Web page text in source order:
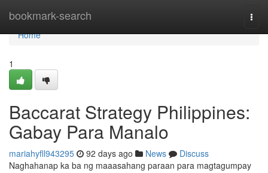
bookmark-search
Home
Home
1
Baccarat Strategy Philippines:
Gabay Para Manalo
mariahyfll943295 92 days ago News
Discuss
Naghahanap ka ba ng maaasahang paraan para magtagumpay